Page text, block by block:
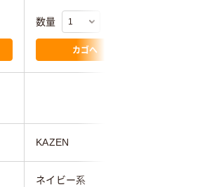
数量
カゴへ
KAZEN
ネイビー系